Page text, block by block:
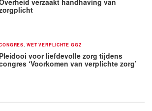
WET VERPLICHTE GGZ
Pleidooi voor liefdevolle zorg tijdens
‘Voorkomen van verplichte zorg’